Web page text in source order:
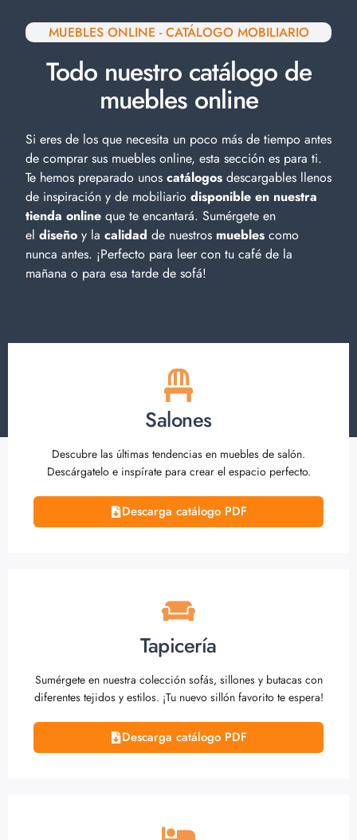
MUEBLES ONLINE - CATÁLOGO MOBILIARIO
Todo nuestro catálogo de
muebles online
Si eres de los que necesita un poco más de tiempo antes
de comprar sus muebles online, esta sección es para ti.
Te hemos preparado unos catálogos descargables llenos
de inspiración y de mobiliario disponible en nuestra
tienda online que te encantará. Sumérgete en
el diseño y la calidad de nuestros muebles como
nunca antes. ¡Perfecto para leer con tu café de la
mañana o para esa tarde de sofá!
Salones
Descubre las últimas tendencias en muebles de salón.
Descárgatelo e inspírate para crear el espacio perfecto.
Descarga catálogo PDF
Tapicería
Sumérgete en nuestra colección sofás, sillones y butacas con
diferentes tejidos y estilos. ¡Tu nuevo sillón favorito te espera!
Descarga catálogo PDF